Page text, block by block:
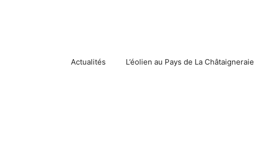
Actualités L’éolien au Pays de La Châtaigneraie